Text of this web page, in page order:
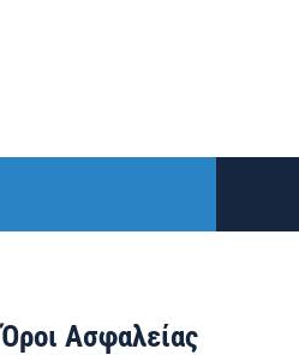
Όροι Ασφαλείας